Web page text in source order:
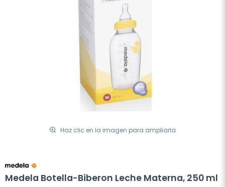
Haz clic en la imagen para ampliarla
Medela Botella-Biberon Leche Materna, 250 ml